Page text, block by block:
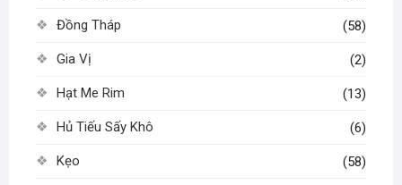
Đồng Tháp (58)
Gia Vị (2)
Hạt Me Rim (13)
Hủ Tiếu Sấy Khô (6)
Kẹo (58)